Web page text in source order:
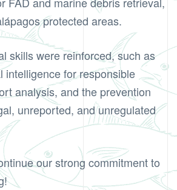
protected areas.
skills were reinforced, such as
intelligence for responsible
analysis, and the prevention
unreported, and unregulated
our strong commitment to